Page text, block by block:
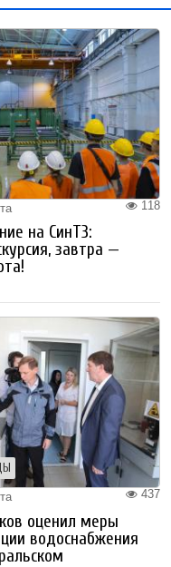
118
на СинТЗ:
завтра —
437
оценил меры
водоснабжения